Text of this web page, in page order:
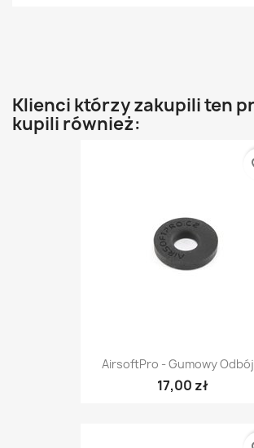
Klienci którzy zakupili ten
kupili również:
AirsoftPro - Gumowy
17,00 zł